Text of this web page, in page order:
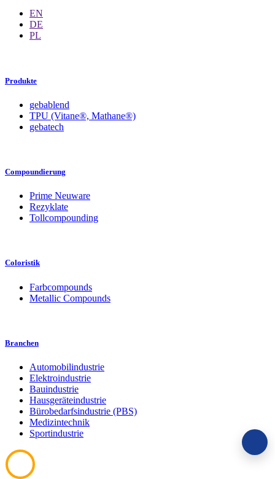
EN
DE
PL
Produkte
gebablend
TPU (Vitane®, Mathane®)
gebatech
Compoundierung
Prime Neuware
Rezyklate
Tollcompounding
Coloristik
Farbcompounds
Metallic Compounds
Branchen
Automobilindustrie
Elektroindustrie
Bauindustrie
Hausgeräteindustrie
Bürobedarfsindustrie (PBS)
Medizintechnik
Sportindustrie